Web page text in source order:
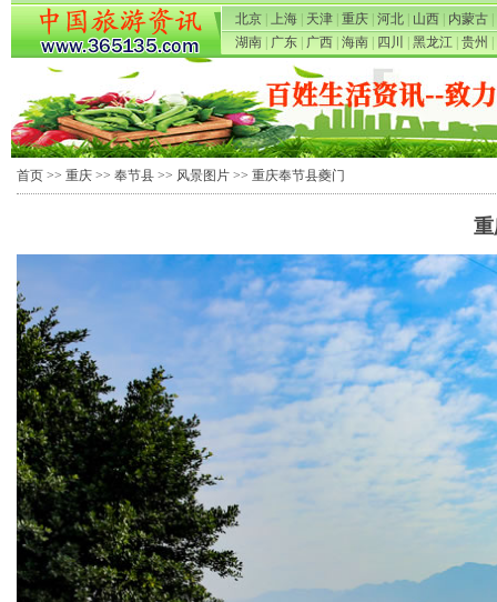
北京 上海 天津 重庆 河北 山西 内蒙古
湖南
广东 广西 海南 四川 黑龙江 贵州
首页 >> 重庆 >> 奉节县 >> 风景图片 >> 重庆奉节县夔门